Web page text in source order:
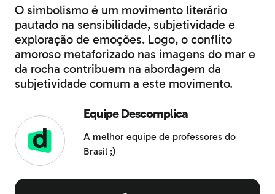
O simbolismo é um movimento literário
pautado na sensibilidade, subjetividade e
exploração de emoções. Logo, o conflito
amoroso metaforizado nas imagens do mar e
da rocha contribuem na abordagem da
subjetividade comum a este movimento.
Equipe Descomplica
A melhor equipe de professores do
Brasil ;)